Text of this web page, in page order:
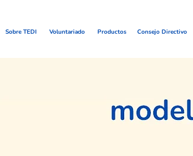
Sobre TEDI Voluntariado Productos Consejo Directivo